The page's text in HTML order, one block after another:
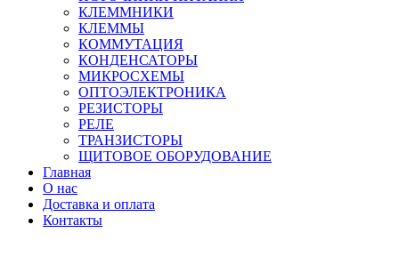
КЛЕММНИКИ
КЛЕММЫ
КОММУТАЦИЯ
КОНДЕНСАТОРЫ
МИКРОСХЕМЫ
ОПТОЭЛЕКТРОНИКА
РЕЗИСТОРЫ
РЕЛЕ
ТРАНЗИСТОРЫ
ЩИТОВОЕ ОБОРУДОВАНИЕ
Главная
О нас
Доставка и оплата
Контакты